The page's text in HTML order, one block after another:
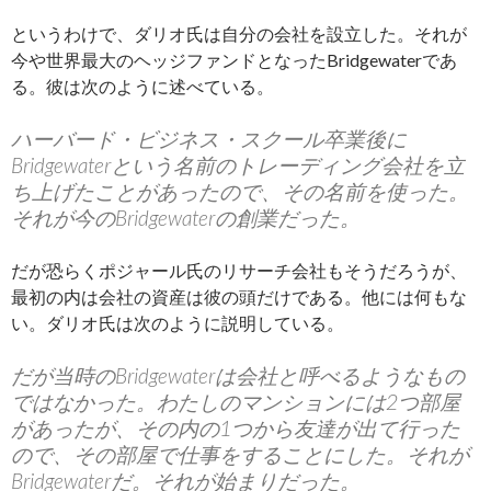
というわけで、ダリオ氏は自分の会社を設立した。それが
今や世界最大のヘッジファンドとなったBridgewaterであ
る。彼は次のように述べている。
ハーバード・ビジネス・スクール卒業後に
Bridgewaterという名前のトレーディング会社を立
ち上げたことがあったので、その名前を使った。
それが今のBridgewaterの創業だった。
だが恐らくポジャール氏のリサーチ会社もそうだろうが、
最初の内は会社の資産は彼の頭だけである。他には何もな
い。ダリオ氏は次のように説明している。
だが当時のBridgewaterは会社と呼べるようなもの
ではなかった。わたしのマンションには2つ部屋
があったが、その内の1つから友達が出て行った
ので、その部屋で仕事をすることにした。それが
Bridgewaterだ。それが始まりだった。